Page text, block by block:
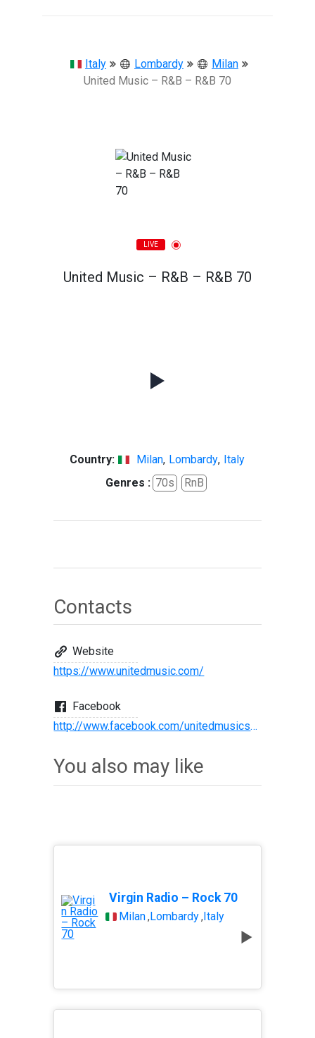
Italy Lombardy
Milan
United Music – R&B – R&B 70
LIVE
United Music – R&B – R&B 70
Country: Milan, Lombardy, Italy
Genres : 70s RnB
Contacts
Website
https://www.unitedmusic.com/
Facebook
http://www.facebook.com/unitedmusicsoundattraction/
You also may like
Virgin Radio – Rock 70
Milan,Lombardy, Italy